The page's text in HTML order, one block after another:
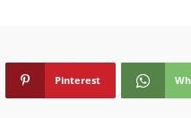
Pinterest